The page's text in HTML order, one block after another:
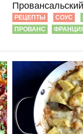
РЕЦЕПТЫ СОУС
ПРОВАНС